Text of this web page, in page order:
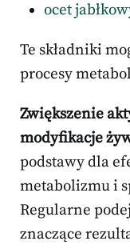
ocet
Te składniki
procesy
Zwiększenie
modyfikacje
podstawy dla
metabolizmu i
Regularne
znaczące